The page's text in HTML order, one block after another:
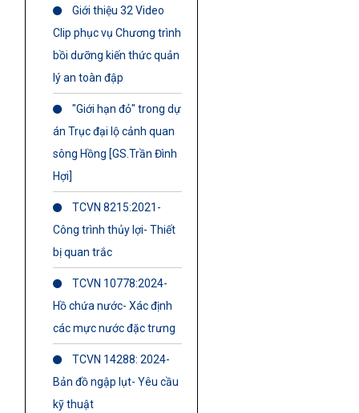
Giới thiệu 32 Video
Clip phục vụ Chương trình
bồi dưỡng kiến thức quản
lý an toàn đập
"Giới hạn đỏ" trong dự
án Trục đại lộ cảnh quan
sông Hồng [GS.Trần Đình
Hợi]
TCVN 8215:2021-
Công trình thủy lợi- Thiết
bị quan trắc
TCVN 10778:2024-
Hồ chứa nước- Xác định
các mực nước đặc trưng
TCVN 14288: 2024-
Bản đồ ngập lụt- Yêu cầu
kỹ thuật